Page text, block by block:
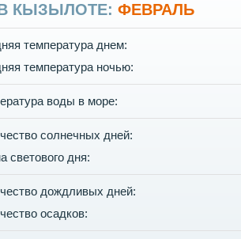
КЫЗЫЛОТЕ: ФЕВРАЛЬ
температура днем:
температура ночью:
воды в море:
солнечных дней:
светового дня:
дождливых дней:
осадков: